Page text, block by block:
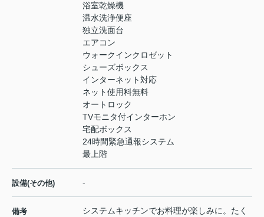
浴室乾燥機
温水洗浄便座
独立洗面台
エアコン
ウォークインクロゼット
シューズボックス
インターネット対応
ネット使用料無料
オートロック
TVモニタ付インターホン
宅配ボックス
24時間緊急通報システム
最上階
設備(その他) -
備考
システムキッチンでお料理が楽しみに。たく